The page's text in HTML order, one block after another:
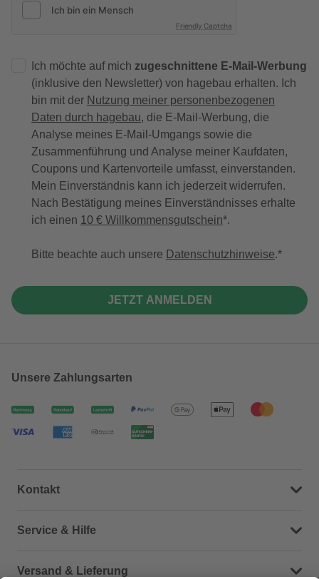
Friendly Captcha
Ich möchte auf mich zugeschnittene E-Mail-Werbung
(inklusive den Newsletter) von hagebau erhalten. Ich
bin mit der Nutzung meiner personenbezogenen
Daten durch hagebau, die E-Mail-Werbung, die
Analyse meines E-Mail-Umgangs sowie die
Zusammenführung und Analyse meiner Kaufdaten,
Coupons und Kartenvorteile umfasst, einverstanden.
Mein Einverständnis kann ich jederzeit widerrufen.
Nach Bestätigung meines Einverständnisses erhalte
ich einen 10 € Willkommensgutschein*.
Bitte beachte auch unsere Datenschutzhinweise.
JETZT ANMELDEN
Unsere Zahlungsarten
Kontakt
Dein Kontakt zu uns
Service & Hilfe
Häufige Fragen (FAQ)
Versand & Lieferung